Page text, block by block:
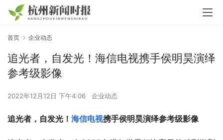
首页 企业动态
追光者，自发光！海信电视携手侯明昊演绎
参考级影像
2022年12月12日 下午4:06 企业动态
追光者，自发光！ 海信电视携手侯明昊演绎参考级影像